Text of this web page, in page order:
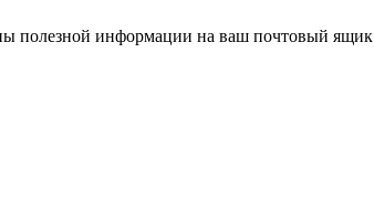
полезной информации на ваш почтовый ящик